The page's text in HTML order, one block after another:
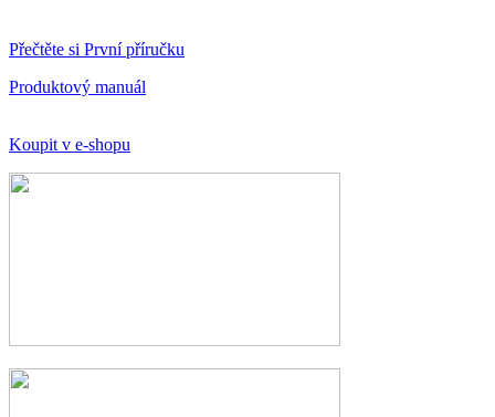
Přečtěte si První příručku
Produktový manuál
Koupit v e-shopu